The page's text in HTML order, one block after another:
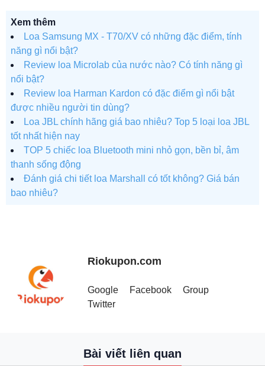
Xem thêm
Loa Samsung MX - T70/XV có những đặc điểm, tính
năng gì nổi bật?
Review loa Microlab của nước nào? Có tính năng gì
nổi bật?
Review loa Harman Kardon có đặc điểm gì nổi bật
được nhiều người tin dùng?
Loa JBL chính hãng giá bao nhiêu? Top 5 loại loa JBL
tốt nhất hiện nay
TOP 5 chiếc loa Bluetooth mini nhỏ gọn, bền bỉ, âm
thanh sống động
Đánh giá chi tiết loa Marshall có tốt không? Giá bán
bao nhiêu?
Riokupon.com
Google Facebook
Group
Twitter
Bài viết liên quan